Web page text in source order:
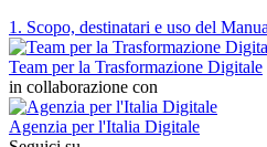
1. Scopo, destinatari e uso del
Team per la Trasformazione Digitale
in collaborazione con
Agenzia per l'Italia Digitale